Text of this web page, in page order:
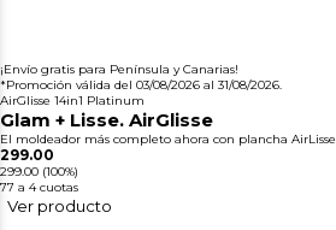
¡Envío gratis para Península y Canarias!
*Promoción válida del 03/08/2026 al 31/08/2026.
AirGlisse 14in1 Platinum
Glam + Lisse. AirGlisse
El moldeador más completo ahora con plancha AirLisse
299.00
299.00 (100%)
77 a 4 cuotas
Ver producto